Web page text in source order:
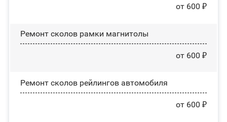
от 600 ₽
Ремонт сколов рамки магнитолы
от 600 ₽
Ремонт сколов рейлингов автомобиля
от 600 ₽